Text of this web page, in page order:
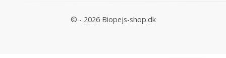
© - 2026 Biopejs-shop.dk